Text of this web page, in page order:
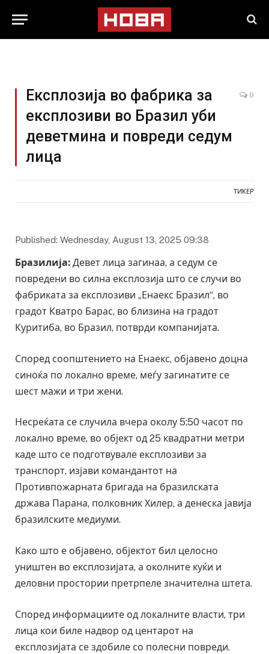
Експлозија во фабрика за
експлозиви во Бразил уби
деветмина и повреди седум
лица
0
ТИКЕР
Published: Wednesday, August 13, 2025 09:38
Бразилија: Девет лица загинаа, а седум се
повредени во силна експлозија што се случи во
фабриката за експлозиви „Енаекс Бразил“, во
градот Кватро Барас, во близина на градот
Куритиба, во Бразил, потврди компанијата.
Според соопштението на Енаекс, објавено доцна
синоќа по локално време, меѓу загинатите се
шест мажи и три жени.
Несреќата се случила вчера околу 5:50 часот по
локално време, во објект од 25 квадратни метри
каде што се подготвувале експлозиви за
транспорт, изјави командантот на
Противпожарната бригада на бразилската
држава Парана, полковник Хилер, а денеска јавија
бразилските медиуми.
Како што е објавено, објектот бил целосно
уништен во експлозијата, а околните куќи и
деловни простории претрпеле значителна штета.
Според информациите од локалните власти, три
лица кои биле надвор од центарот на
експлозијата се здобиле со полесни повреди.